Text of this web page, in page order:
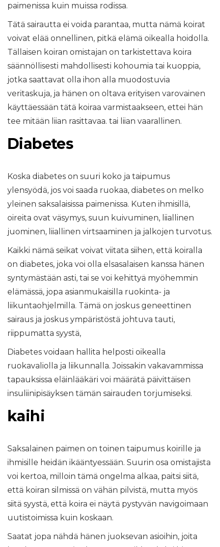
paimenissa kuin muissa rodissa.
Tätä sairautta ei voida parantaa, mutta nämä koirat
voivat elää onnellinen, pitkä elämä oikealla hoidolla.
Tällaisen koiran omistajan on tarkistettava koira
säännöllisesti mahdollisesti kohoumia tai kuoppia,
jotka saattavat olla ihon alla muodostuvia
veritaskuja, ja hänen on oltava erityisen varovainen
käyttäessään tätä koiraa varmistaakseen, ettei hän
tee mitään liian rasittavaa. tai liian vaarallinen.
Diabetes
Koska diabetes on suuri koko ja taipumus
ylensyödä, jos voi saada ruokaa, diabetes on melko
yleinen saksalaisissa paimenissa. Kuten ihmisillä,
oireita ovat väsymys, suun kuivuminen, liiallinen
juominen, liiallinen virtsaaminen ja jalkojen turvotus.
Kaikki nämä seikat voivat viitata siihen, että koiralla
on diabetes, joka voi olla elsasalaisen kanssa hänen
syntymästään asti, tai se voi kehittyä myöhemmin
elämässä, jopa asianmukaisilla ruokinta- ja
liikuntaohjelmilla. Tämä on joskus geneettinen
sairaus ja joskus ympäristöstä johtuva tauti,
riippumatta syystä,
Diabetes voidaan hallita helposti oikealla
ruokavaliolla ja liikunnalla. Joissakin vakavammissa
tapauksissa eläinlääkäri voi määrätä päivittäisen
insuliinipisäyksen tämän sairauden torjumiseksi.
kaihi
Saksalainen paimen on toinen taipumus koirille ja
ihmisille heidän ikääntyessään. Suurin osa omistajista
voi kertoa, milloin tämä ongelma alkaa, paitsi siitä,
että koiran silmissä on vähän pilvistä, mutta myös
siitä syystä, että koira ei näytä pystyvän navigoimaan
uutistoimissa kuin koskaan.
Saatat jopa nähdä hänen juoksevan asioihin, joita